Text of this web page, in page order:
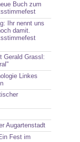
Buch zum
Ihr nennt uns
damit.
Gerald Grassl:
Linkes
Augartenstadt
Fest im